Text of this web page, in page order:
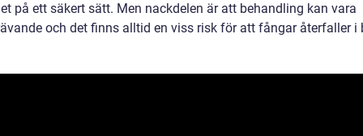
på ett säkert sätt. Men nackdelen är att behandling kan vara
och det finns alltid en viss risk för att fångar återfaller i